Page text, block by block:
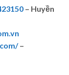
– Huyền
–